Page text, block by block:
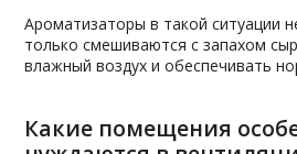
Ароматизаторы в такой ситуации
только смешиваются с запахом
влажный воздух и обеспечивать
Какие помещения